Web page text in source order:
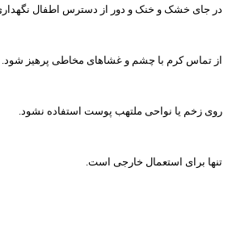
در جای خشک و خنک و دور از دسترس اطفال
از تماس کرم با چشم و غشاهای مخاطی پرهیز شود.
روی زخم یا نواحی ملتهب پوست استفاده نشود.
تنها برای استعمال خارجی است.